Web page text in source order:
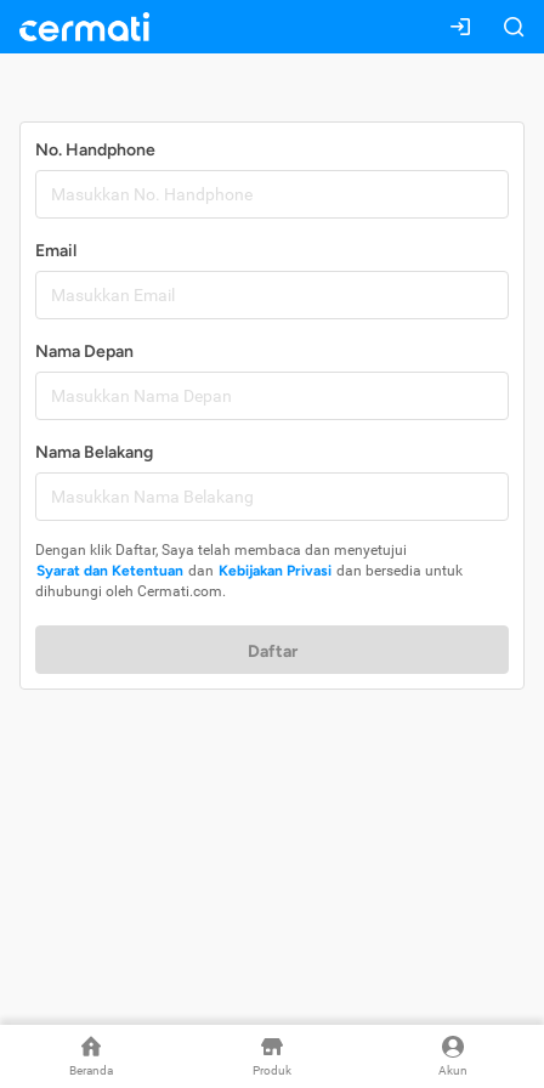
Beranda Produk Akun
No. Handphone
Email
Nama Depan
Nama Belakang
Dengan klik Daftar, Saya telah membaca dan menyetujui
Syarat dan Ketentuan dan Kebijakan Privasi dan bersedia untuk
dihubungi oleh Cermati.com.
Daftar